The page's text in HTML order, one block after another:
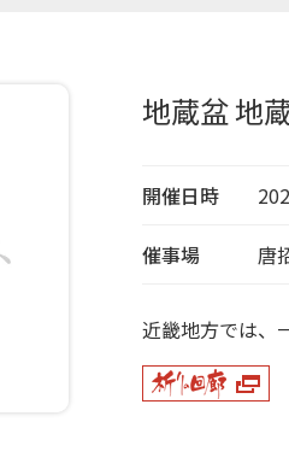
地蔵盆 地
開催日時
催事場 唐
近畿地方では、